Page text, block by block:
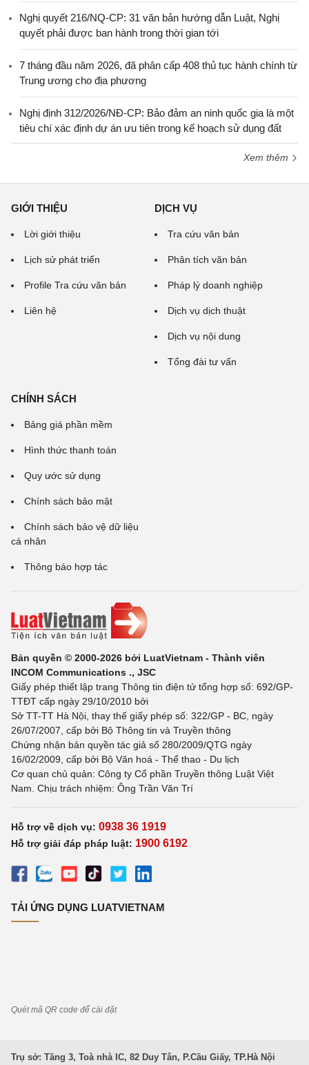
Nghị quyết 216/NQ-CP: 31 văn bản hướng dẫn Luật, Nghị
quyết phải được ban hành trong thời gian tới
7 tháng đầu năm 2026, đã phân cấp 408 thủ tục hành chính từ
Trung ương cho địa phương
Nghị định 312/2026/NĐ-CP: Bảo đảm an ninh quốc gia là một
tiêu chí xác định dự án ưu tiên trong kế hoạch sử dụng đất
Xem thêm
GIỚI THIỆU
Lời giới thiệu
Lịch sử phát triển
Profile Tra cứu văn bản
Liên hệ
DỊCH VỤ
Tra cứu văn bản
Phân tích văn bản
Pháp lý doanh nghiệp
Dịch vụ dịch thuật
Dịch vụ nội dung
Tổng đài tư vấn
CHÍNH SÁCH
Bảng giá phần mềm
Hình thức thanh toán
Quy ước sử dụng
Chính sách bảo mật
Chính sách bảo vệ dữ liệu
cá nhân
Thông báo hợp tác
Bản quyền © 2000-2026 bởi LuatVietnam - Thành viên
INCOM Communications ., JSC
Giấy phép thiết lập trang Thông tin điện tử tổng hợp số: 692/GP-
TTĐT cấp ngày 29/10/2010 bởi
Sở TT-TT Hà Nội, thay thế giấy phép số: 322/GP - BC, ngày
26/07/2007, cấp bởi Bộ Thông tin và Truyền thông
Chứng nhận bản quyền tác giả số 280/2009/QTG ngày
16/02/2009, cấp bởi Bộ Văn hoá - Thể thao - Du lịch
Cơ quan chủ quản: Công ty Cổ phần Truyền thông Luật Việt
Nam. Chịu trách nhiệm: Ông Trần Văn Trí
Hỗ trợ về dịch vụ: 0938 36 1919
Hỗ trợ giải đáp pháp luật: 1900 6192
TẢI ỨNG DỤNG LUATVIETNAM
Quét mã QR code để cài đặt
Trụ sở: Tầng 3, Toà nhà IC, 82 Duy Tân, P.Cầu Giấy, TP.Hà Nội